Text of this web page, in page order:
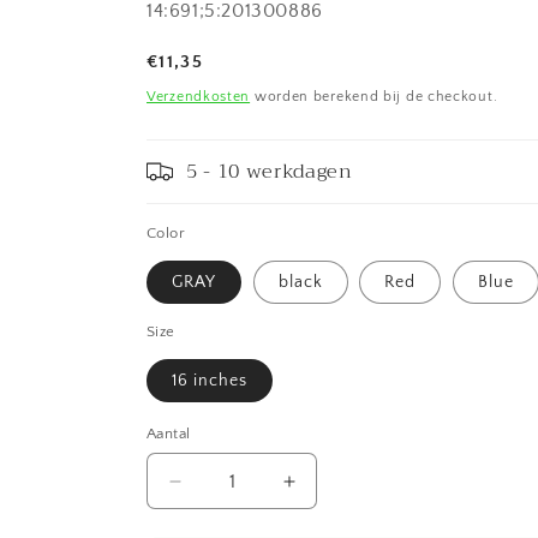
SKU:
14:691;5:201300886
Normale
prijs
€11,35
Verzendkosten worden berekend bij de checkout.
5 - 10 werkdagen
Color
GRAY black Red Blue
Size
16 inches
Aantal
Aantal
verlagen
Aantal
verhogen